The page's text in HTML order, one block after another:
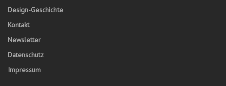
Design-Geschichte
Kontakt
Newsletter
Datenschutz
Impressum